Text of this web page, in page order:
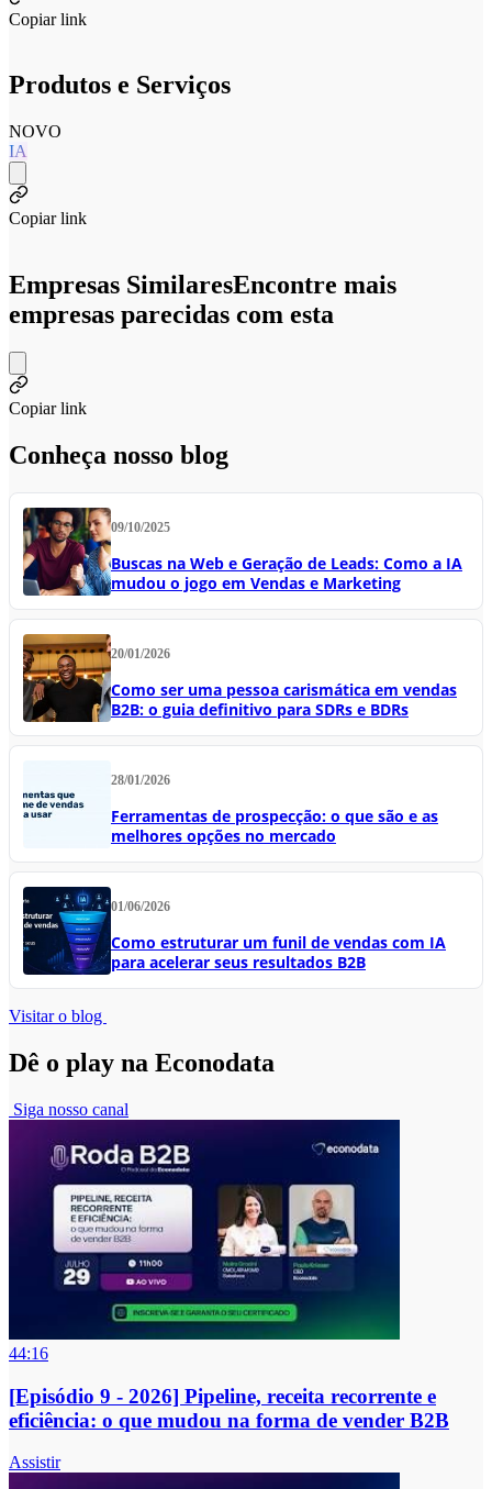
Copiar link
Produtos e Serviços
NOVO
IA
Copiar link
Empresas SimilaresEncontre mais
empresas parecidas com esta
Copiar link
Conheça nosso blog
09/10/2025
Buscas na Web e Geração de Leads: Como a IA
mudou o jogo em Vendas e Marketing
20/01/2026
Como ser uma pessoa carismática em vendas
B2B: o guia definitivo para SDRs e BDRs
28/01/2026
Ferramentas de prospecção: o que são e as
melhores opções no mercado
01/06/2026
Como estruturar um funil de vendas com IA
para acelerar seus resultados B2B
Visitar o blog
Dê o play na Econodata
Siga nosso canal
44:16
[Episódio 9 - 2026] Pipeline, receita recorrente e
eficiência: o que mudou na forma de vender B2B
Assistir